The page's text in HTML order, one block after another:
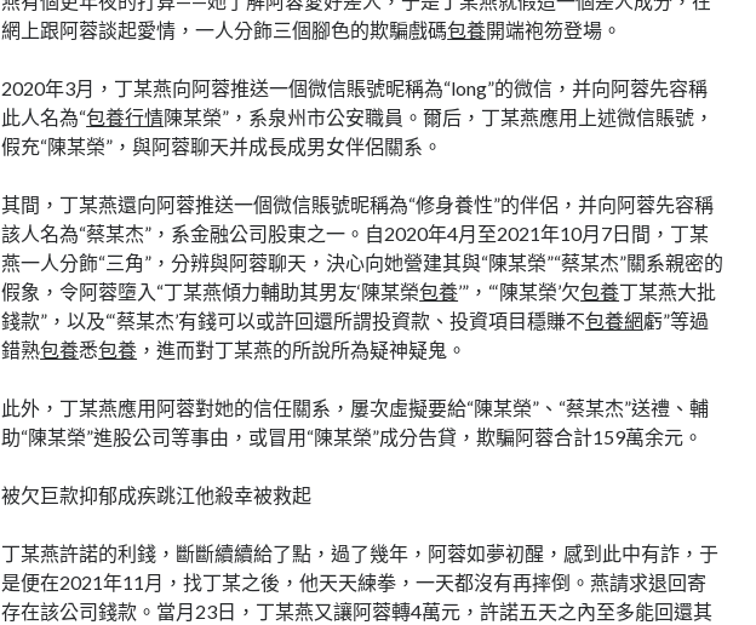
網上跟阿蓉談起愛情，一人分飾三個腳色的欺騙戲碼包養開端袍笏登場。
2020年3月，丁某燕向阿蓉推送一個微信賬號昵稱為“long”的微信，并向阿蓉先容稱
此人名為“包養行情陳某榮”，系泉州市公安職員。爾后，丁某燕應用上述微信賬號，
假充“陳某榮”，與阿蓉聊天并成長成男女伴侶關系。
其間，丁某燕還向阿蓉推送一個微信賬號昵稱為“修身養性”的伴侶，并向阿蓉先容稱
該人名為“蔡某杰”，系金融公司股東之一。自2020年4月至2021年10月7日間，丁某
燕一人分飾“三角”，分辨與阿蓉聊天，決心向她營建其與“陳某榮”“蔡某杰”關系親密的
假象，令阿蓉墮入“丁某燕傾力輔助其男友‘陳某榮包養’”，“‘陳某榮’欠包養丁某燕大批
錢款”，以及“‘蔡某杰’有錢可以或許回還所謂投資款、投資項目穩賺不包養網虧”等過
錯熟包養悉包養 ，進而對丁某燕的所說所為疑神疑鬼。
此外，丁某燕應用阿蓉對她的信任關系，屢次虛擬要給“陳某榮”、“蔡某杰”送禮、輔
助“陳某榮”進股公司等事由，或冒用“陳某榮”成分告貸，欺騙阿蓉合計159萬余元。
被欠巨款抑郁成疾跳江他殺幸被救起
丁某燕許諾的利錢，斷斷續續給了點，過了幾年，阿蓉如夢初醒，感到此中有詐，于
是便在2021年11月，找丁某之後，他天天練拳，一天都沒有再摔倒。燕請求退回寄
存在該公司錢款。當月23日，丁某燕又讓阿蓉轉4萬元，許諾五天之內至多能回還其